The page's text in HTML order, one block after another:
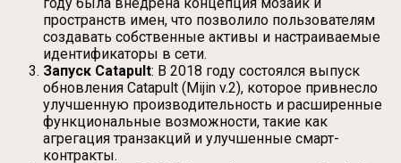
году была внедрена концепция мозаик и
пространств имен, что позволило пользователям
создавать собственные активы и настраиваемые
идентификаторы в сети.
Запуск Catapult: В 2018 году состоялся выпуск
обновления Catapult (Mijin v.2), которое привнесло
улучшенную производительность и расширенные
функциональные возможности, такие как
агрегация транзакций и улучшенные смарт-
контракты.